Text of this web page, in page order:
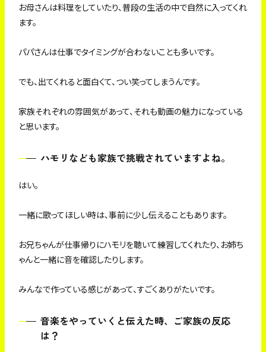
お母さんは料理をしていたり、普段の生活の中で自然に入ってくれ
ます。
パパさんは仕事でタイミングが合わないことも多いです。
でも、出てくれると面白くて、つい笑ってしまうんです。
家族それぞれの雰囲気があって、それも動画の魅力になっている
と思います。
ハモリなども家族で挑戦されていますよね。
はい。
一緒に歌ってほしい時は、事前に少し伝えることもあります。
お兄ちゃんが仕事帰りにハモリを聴いて練習してくれたり、お姉ち
ゃんと一緒に音を確認したりします。
みんなで作っている感じがあって、すごくありがたいです。
音楽をやっていくと伝えた時、ご家族の反応
は？